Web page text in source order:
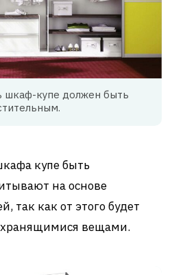
шкаф-купе должен быть
купе быть
на основе
так как от этого будет
хранящимися вещами.